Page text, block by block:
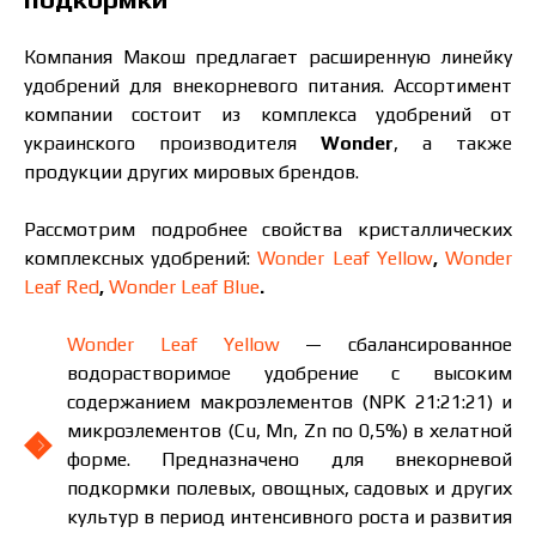
Компания Макош предлагает расширенную линейку
удобрений для внекорневого питания. Ассортимент
компании состоит из комплекса удобрений от
украинского производителя Wonder, а также
продукции других мировых брендов.
Рассмотрим подробнее свойства кристаллических
комплексных удобрений:Wonder Leaf Yellow,Wonder
Leaf Red, Wonder Leaf Blue.
Wonder Leaf Yellow— сбалансированное
водорастворимое удобрение с высоким
содержанием макроэлементов (NPK 21:21:21) и
микроэлементов (Cu, Mn, Zn по 0,5%) в хелатной
форме. Предназначено для внекорневой
подкормки полевых, овощных, садовых и других
культур в период интенсивного роста и развития